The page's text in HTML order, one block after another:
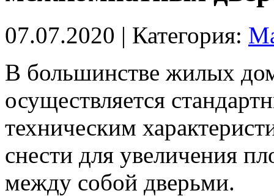
07.07.2020 | Категория:
В большинстве жилых
осуществляется
техническим
снести для увеличения
между собой дверьми.